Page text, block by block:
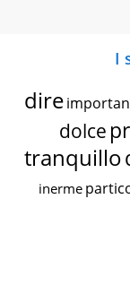
I
dire
dolce
tranquillo
inerme